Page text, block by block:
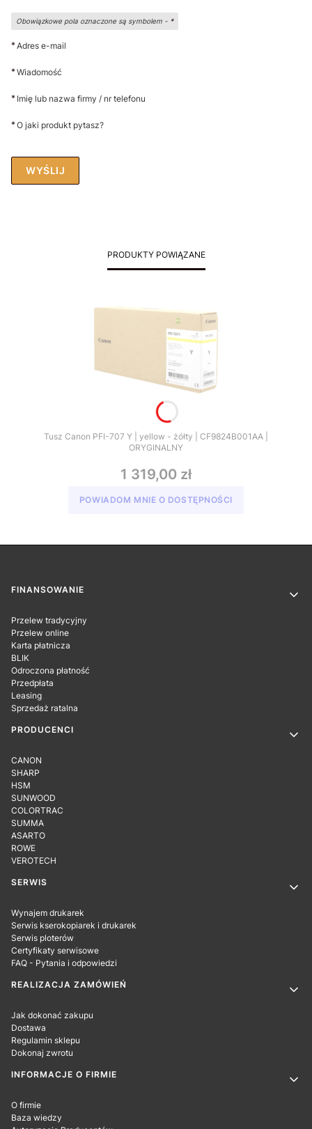
Obowiązkowe pola oznaczone są symbolem - *
*Adres e-mail
*Wiadomość
* Imię lub nazwa firmy / nr telefonu
*O jaki produkt pytasz?
WYŚLIJ
PRODUKTY POWIĄZANE
Tusz Canon PFI-707 Y | yellow - żółty | CF9824B001AA |
ORYGINALNY
1 319,00 zł
POWIADOM MNIE O DOSTĘPNOŚCI
Linki w stopce
FINANSOWANIE
Przelew tradycyjny
Przelew online
Karta płatnicza
BLIK
Odroczona płatność
Przedpłata
Leasing
Sprzedaż ratalna
PRODUCENCI
CANON
SHARP
HSM
SUNWOOD
COLORTRAC
SUMMA
ASARTO
ROWE
VEROTECH
SERWIS
Wynajem drukarek
Serwis kserokopiarek i drukarek
Serwis ploterów
Certyfikaty serwisowe
FAQ - Pytania i odpowiedzi
REALIZACJA ZAMÓWIEŃ
Jak dokonać zakupu
Dostawa
Regulamin sklepu
Dokonaj zwrotu
INFORMACJE O FIRMIE
O firmie
Baza wiedzy